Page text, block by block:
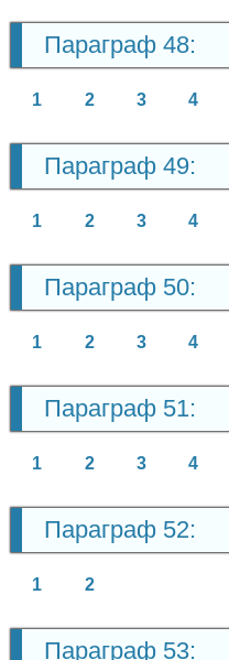
Параграф 48:
1 2 3 4
Параграф 49:
1 2 3 4
Параграф 50:
1 2 3 4
Параграф 51:
1 2 3 4
Параграф 52:
1 2
Параграф 53: